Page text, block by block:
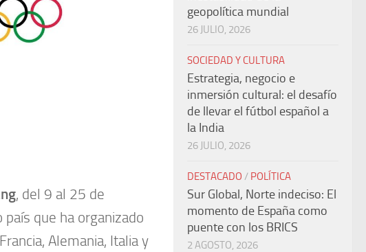
, del 9 al 25 de
que ha organizado
Alemania, Italia y
geopolítica mundial
26 JULIO, 2026
SOCIEDAD Y CULTURA
Estrategia, negocio e
inmersión cultural: el desafío
de llevar el fútbol español a
la India
26 JULIO, 2026
DESTACADO / POLÍTICA
Sur Global, Norte indeciso: El
momento de España como
puente con los BRICS
2 AGOSTO, 2026